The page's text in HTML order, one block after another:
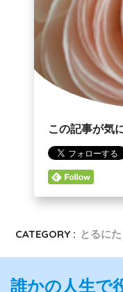
この記事が気
CATEGORY : とるに
誰かの人生で